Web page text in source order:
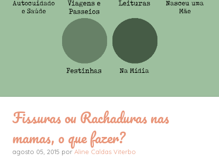
Fissuras ou Rachaduras nas
mamas, o que fazer?
agosto 05, 2015 porAline Caldas Viterbo